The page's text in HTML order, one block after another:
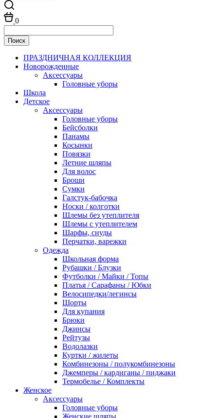
0
ПРАЗДНИЧНАЯ КОЛЛЕКЦИЯ
Новорожденные
Аксессуары
Головные уборы
Школа
Детское
Аксессуары
Головные уборы
Бейсболки
Панамы
Косынки
Повязки
Летние шляпы
Для волос
Броши
Сумки
Галстук-бабочка
Носки / колготки
Шлемы без утеплителя
Шлемы с утеплителем
Шарфы, снуды
Перчатки, варежки
Одежда
Школьная форма
Рубашки / Блузки
Футболки / Майки / Топы
Платья / Сарафаны / Юбки
Велосипедки/легинсы
Шорты
Для купания
Брюки
Джинсы
Рейтузы
Водолазки
Куртки / жилеты
Комбинезоны / полукомбинезоны
Джемперы / кардиганы / пиджаки
Термобелье / Комплекты
Женское
Аксессуары
Головные уборы
Женские шляпы